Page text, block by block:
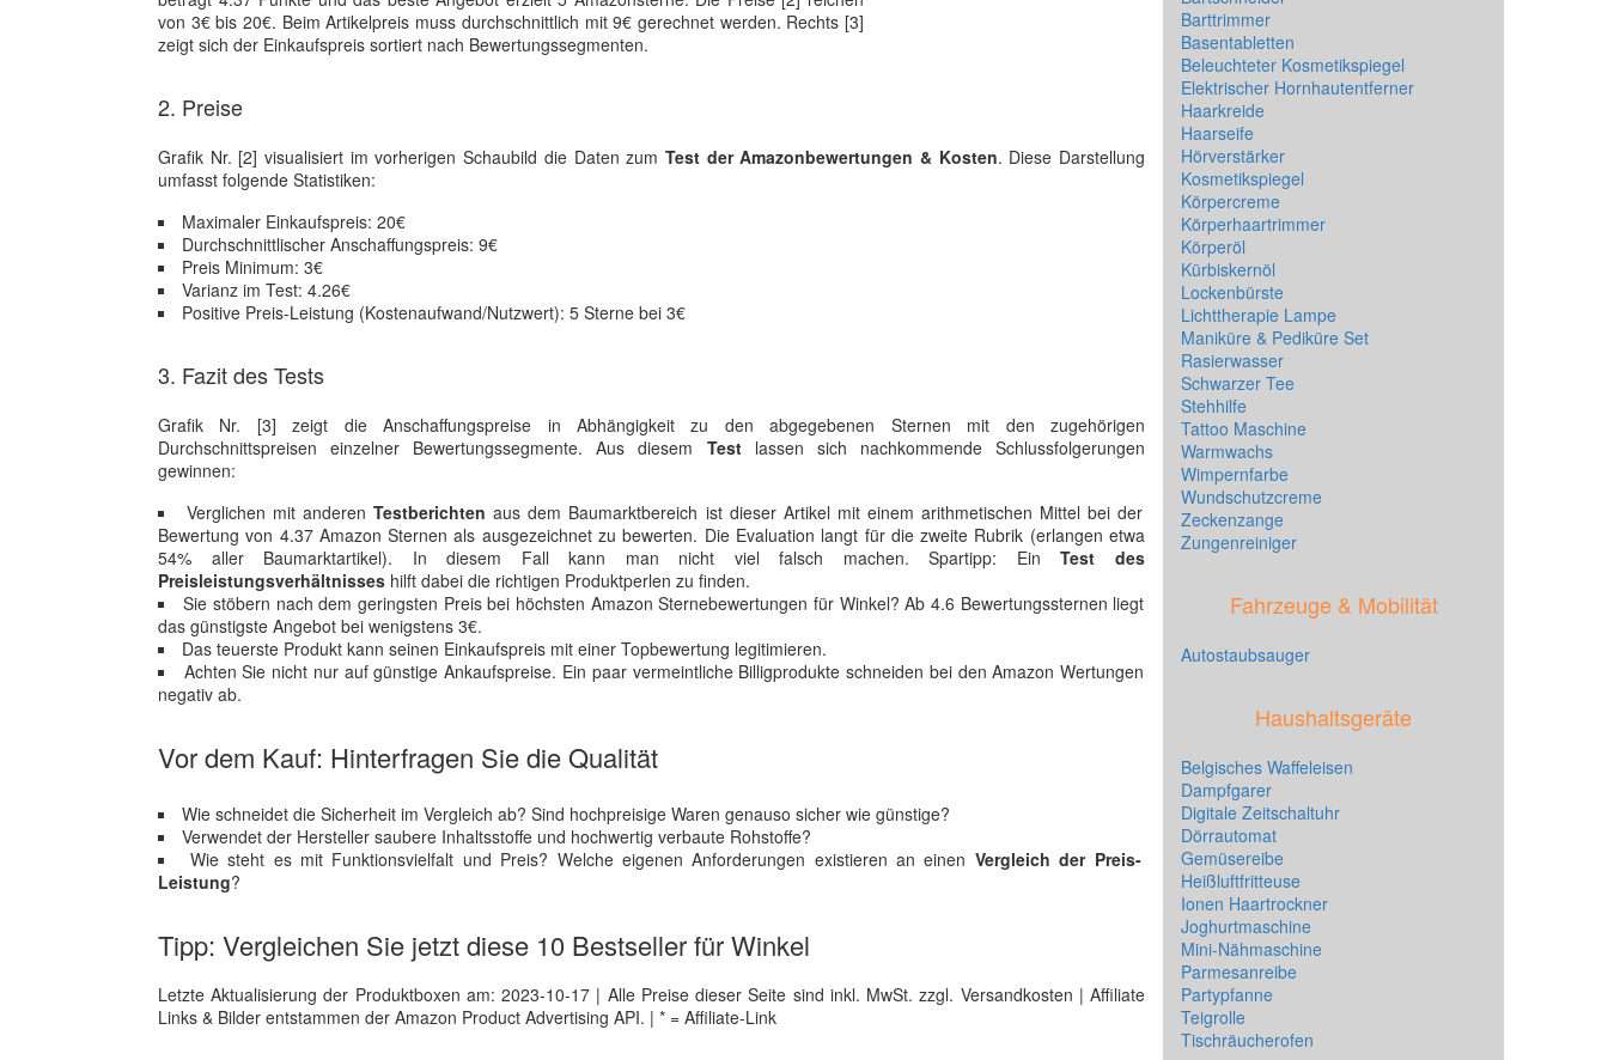
von 3€ bis 20€. Beim Artikelpreis muss durchschnittlich mit 9€ gerechnet werden. Rechts [3]
zeigt sich der Einkaufspreis sortiert nach Bewertungssegmenten.
2. Preise
Grafik Nr. [2] visualisiert im vorherigen Schaubild die Daten zum Test der Amazonbewertungen & Kosten. Diese Darstellung
umfasst folgende Statistiken:
Maximaler Einkaufspreis: 20€
Durchschnittlischer Anschaffungspreis: 9€
Preis Minimum: 3€
Varianz im Test: 4.26€
Positive Preis-Leistung (Kostenaufwand/Nutzwert): 5 Sterne bei 3€
3. Fazit des Tests
Grafik Nr. [3] zeigt die Anschaffungspreise in Abhängigkeit zu den abgegebenen Sternen mit den zugehörigen
Durchschnittspreisen einzelner Bewertungssegmente. Aus diesem Testlassen sich nachkommende Schlussfolgerungen
gewinnen:
Verglichen mit anderenTestberichten aus dem Baumarktbereich ist dieser Artikel mit einem arithmetischen Mittel bei der
Bewertung von 4.37 Amazon Sternen als ausgezeichnet zu bewerten. Die Evaluation langt für die zweite Rubrik (erlangen etwa
54% aller Baumarktartikel). In diesem Fall kann man nicht viel falsch machen. Spartipp: EinTest des
Preisleistungsverhältnisses hilft dabei die richtigen Produktperlen zu finden.
Sie stöbern nach dem geringsten Preis bei höchsten Amazon Sternebewertungen für Winkel? Ab 4.6 Bewertungssternen liegt
das günstigste Angebot bei wenigstens 3€.
Das teuerste Produkt kann seinen Einkaufspreis mit einer Topbewertung legitimieren.
Achten Sie nicht nur auf günstige Ankaufspreise. Ein paar vermeintliche Billigprodukte schneiden bei den Amazon Wertungen
negativ ab.
Vor dem Kauf: Hinterfragen Sie die Qualität
Wie schneidet die Sicherheit im Vergleich ab? Sind hochpreisige Waren genauso sicher wie günstige?
Verwendet der Hersteller saubere Inhaltsstoffe und hochwertig verbaute Rohstoffe?
Wie steht es mit Funktionsvielfalt und Preis? Welche eigenen Anforderungen existieren an einen Vergleich der Preis-
Leistung?
Tipp: Vergleichen Sie jetzt diese 10 Bestseller für Winkel
Letzte Aktualisierung der Produktboxen am: 2023-10-17 | Alle Preise dieser Seite sind inkl. MwSt. zzgl. Versandkosten | Affiliate
Links & Bilder entstammen der Amazon Product Advertising API. | * = Affiliate-Link
Barttrimmer
Basentabletten
Beleuchteter Kosmetikspiegel
Elektrischer Hornhautentferner
Haarkreide
Haarseife
Hörverstärker
Kosmetikspiegel
Körpercreme
Körperhaartrimmer
Körperöl
Kürbiskernöl
Lockenbürste
Lichttherapie Lampe
Maniküre & Pediküre Set
Rasierwasser
Schwarzer Tee
Stehhilfe
Tattoo Maschine
Warmwachs
Wimpernfarbe
Wundschutzcreme
Zeckenzange
Zungenreiniger
Fahrzeuge & Mobilität
Autostaubsauger
Haushaltsgeräte
Belgisches Waffeleisen
Dampfgarer
Digitale Zeitschaltuhr
Dörrautomat
Gemüsereibe
Heißluftfritteuse
Ionen Haartrockner
Joghurtmaschine
Mini-Nähmaschine
Parmesanreibe
Partypfanne
Teigrolle
Tischräucherofen